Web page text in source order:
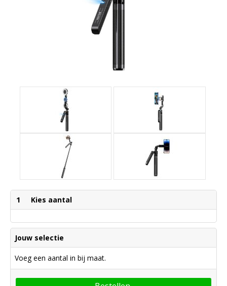
1 Kies aantal
Jouw selectie
Voeg een aantal in bij maat.